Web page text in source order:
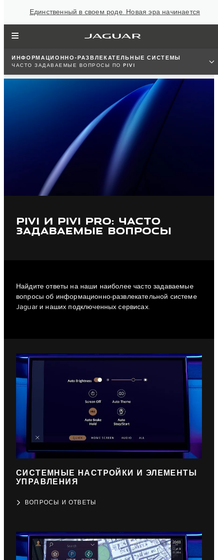
Единственный в своем роде. Новая эра начинается
ИНФОРМАЦИОННО-РАЗВЛЕКАТЕЛЬНЫЕ СИСТЕМЫ
ЧАСТО ЗАДАВАЕМЫЕ ВОПРОСЫ ПО PIVI
PIVI И PIVI PRO: ЧАСТО
ЗАДАВАЕМЫЕ ВОПРОСЫ
Найдите ответы на наши наиболее часто задаваемые
вопросы об информационно-развлекательной системе
Jaguar и наших подключенных сервисах.
СИСТЕМНЫЕ НАСТРОЙКИ И ЭЛЕМЕНТЫ
УПРАВЛЕНИЯ
ВОПРОСЫ И ОТВЕТЫ